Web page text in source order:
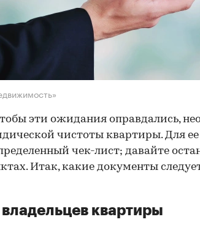
эти ожидания оправдались,
чистоты квартиры. Для
чек-лист; давайте
Итак, какие документы
квартиры